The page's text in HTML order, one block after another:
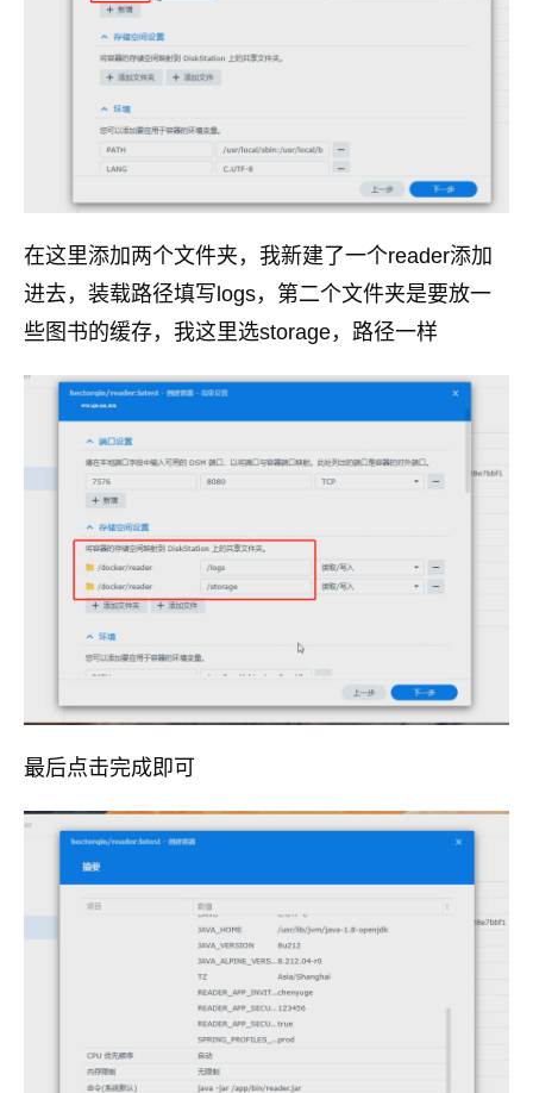
在这里添加两个文件夹，我新建了一个reader添加
进去，装载路径填写logs，第二个文件夹是要放一
些图书的缓存，我这里选storage，路径一样
最后点击完成即可